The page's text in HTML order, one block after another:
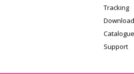
Tracking
Support